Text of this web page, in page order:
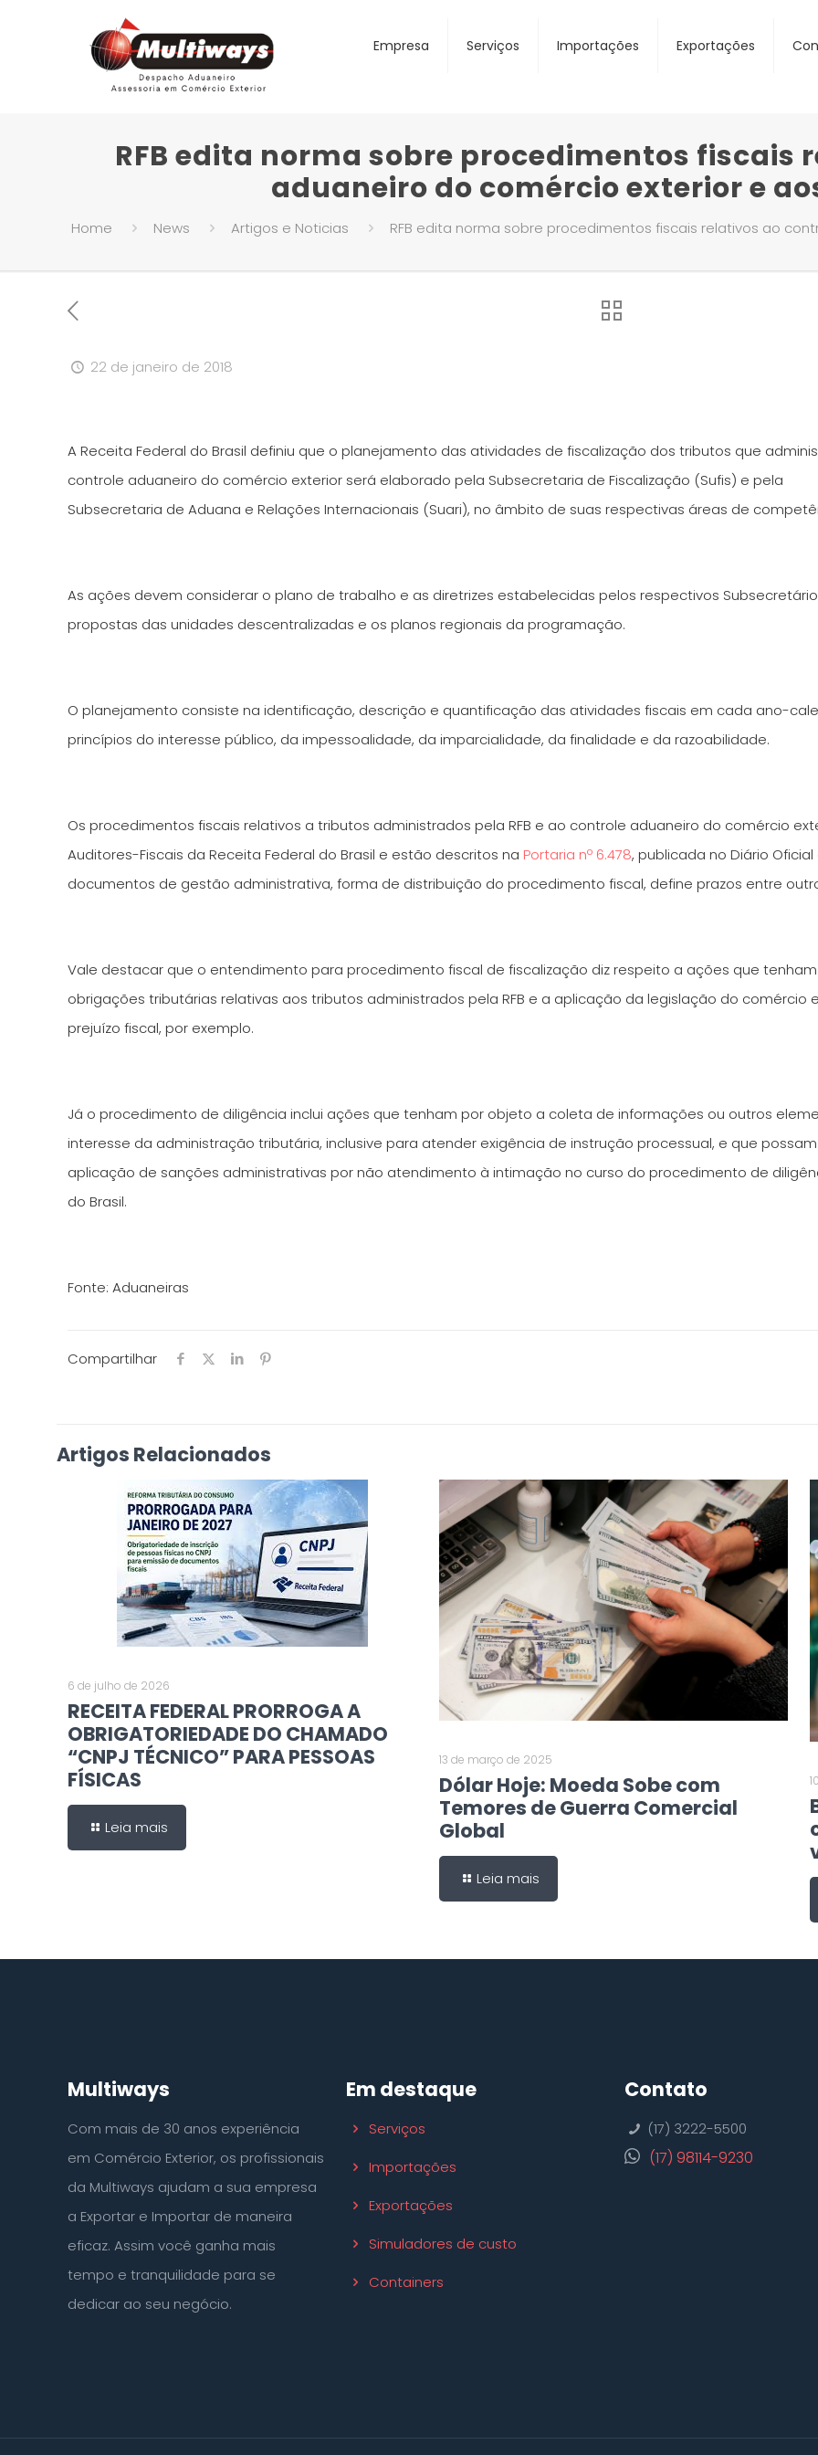
Empresa Serviços Importações Exportações
RFB edita norma sobre procedimentos fiscais
aduaneiro do comércio exterior e
Home News Artigos e Noticias RFB edita norma sobre procedimentos fiscais relativos ao
22 de janeiro de 2018
A Receita Federal do Brasil definiu que o planejamento das atividades de fiscalização dos tributos que
controle aduaneiro do comércio exterior será elaborado pela Subsecretaria de Fiscalização (Sufis) e pela
Subsecretaria de Aduana e Relações Internacionais (Suari), no âmbito de suas respectivas áreas de
As ações devem considerar o plano de trabalho e as diretrizes estabelecidas pelos respectivos
propostas das unidades descentralizadas e os planos regionais da programação.
O planejamento consiste na identificação, descrição e quantificação das atividades fiscais em cada ano-
princípios do interesse público, da impessoalidade, da imparcialidade, da finalidade e da razoabilidade.
Os procedimentos fiscais relativos a tributos administrados pela RFB e ao controle aduaneiro do comércio
Auditores-Fiscais da Receita Federal do Brasil e estão descritos na Portaria nº 6.478, publicada no Diário
documentos de gestão administrativa, forma de distribuição do procedimento fiscal, define prazos entre
Vale destacar que o entendimento para procedimento fiscal de fiscalização diz respeito a ações que
obrigações tributárias relativas aos tributos administrados pela RFB e a aplicação da legislação do
prejuízo fiscal, por exemplo.
Já o procedimento de diligência inclui ações que tenham por objeto a coleta de informações ou outros
interesse da administração tributária, inclusive para atender exigência de instrução processual, e que
aplicação de sanções administrativas por não atendimento à intimação no curso do procedimento de
do Brasil.
Fonte: Aduaneiras
Compartilhar
Artigos Relacionados
6 de julho de 2026
RECEITA FEDERAL PRORROGA A
OBRIGATORIEDADE DO CHAMADO
“CNPJ TÉCNICO” PARA PESSOAS
FÍSICAS
Leia mais
13 de março de 2025
Dólar Hoje: Moeda Sobe com
Temores de Guerra Comercial
Global
Leia mais
Multiways
Com mais de 30 anos experiência
em Comércio Exterior, os profissionais
da Multiways ajudam a sua empresa
a Exportar e Importar de maneira
eficaz. Assim você ganha mais
tempo e tranquilidade para se
dedicar ao seu negócio.
Em destaque
Serviços
Importações
Exportações
Simuladores de custo
Containers
Contato
(17) 3222-5500
(17) 98114-9230